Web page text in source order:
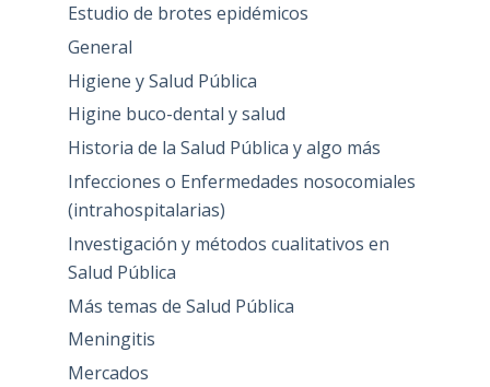
Estudio de brotes epidémicos
General
Higiene y Salud Pública
Higine buco-dental y salud
Historia de la Salud Pública y algo más
Infecciones o Enfermedades nosocomiales
(intrahospitalarias)
Investigación y métodos cualitativos en
Salud Pública
Más temas de Salud Pública
Meningitis
Mercados